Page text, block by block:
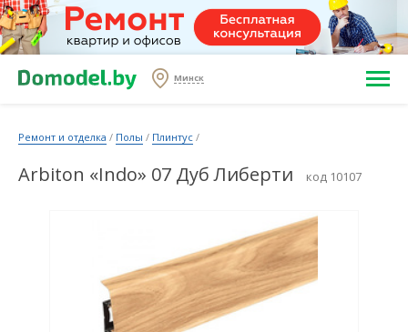
Минск
Ремонт и отделка / Полы / Плинтус /
Arbiton «Indo» 07 Дуб Либерти код 10107